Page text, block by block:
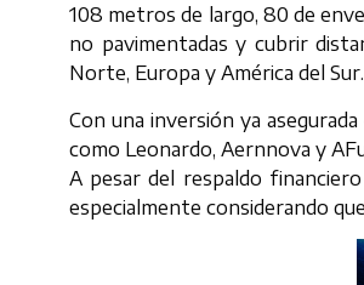
108 metros de largo, 80 de
no pavimentadas y cubrir
Norte, Europa y América del Sur.
Con una inversión ya
como Leonardo, Aernnova y
A pesar del respaldo
especialmente considerando